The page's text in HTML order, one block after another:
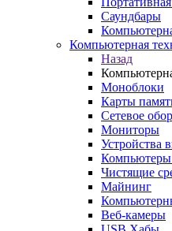
Саундбары
Компьютерная
Назад
Моноблоки
Карты
Сетевое
Мониторы
Устройства
Компьютеры
Чистящие
Майнинг
Веб-камеры